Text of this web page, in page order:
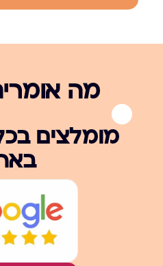
מה
מומלצים